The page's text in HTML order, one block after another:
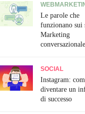
Le parole che
funzionano sui
Marketing
conversazionale
SOCIAL
Instagram:
diventare un
di successo